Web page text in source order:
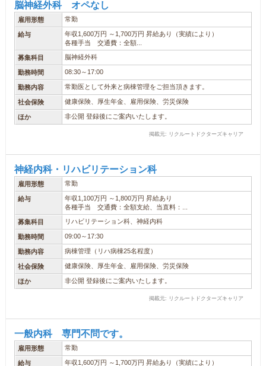
脳神経外科 オペなし
雇用形態 常勤
給与
年収1,600万円 ～1,700万円 昇給あり（実績により）
各種手当 交通費：全額...
募集科目 脳神経外科
勤務時間 08:30～17:00
勤務内容 常勤医として外来と病棟管理をご担当頂きます。
社会保険 健康保険、厚生年金、雇用保険、労災保険
ほか 非公開 登録後にご案内いたします。
掲載元: リクルートドクターズキャリア
神経内科・リハビリテーション科
雇用形態 常勤
給与
年収1,100万円 ～1,800万円 昇給あり
各種手当 交通費：全額支給、当直料：...
募集科目 リハビリテーション科、神経内科
勤務時間 09:00～17:30
勤務内容 病棟管理（リハ病棟25名程度）
社会保険 健康保険、厚生年金、雇用保険、労災保険
ほか 非公開 登録後にご案内いたします。
掲載元: リクルートドクターズキャリア
一般内科 専門不問です。
雇用形態 常勤
給与
年収1,600万円 ～1,700万円 昇給あり（実績により）